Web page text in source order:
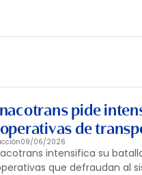
CARRETERA
pide
de
09/06/2026
intensifica su
que defraudan al